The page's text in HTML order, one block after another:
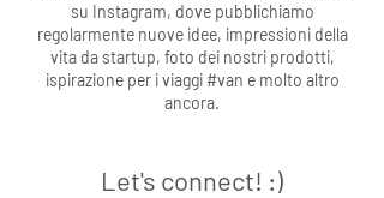
su Instagram, dove pubblichiamo
regolarmente nuove idee, impressioni della
vita da startup, foto dei nostri prodotti,
ispirazione per i viaggi #van e molto altro
ancora.
Let's connect! :)